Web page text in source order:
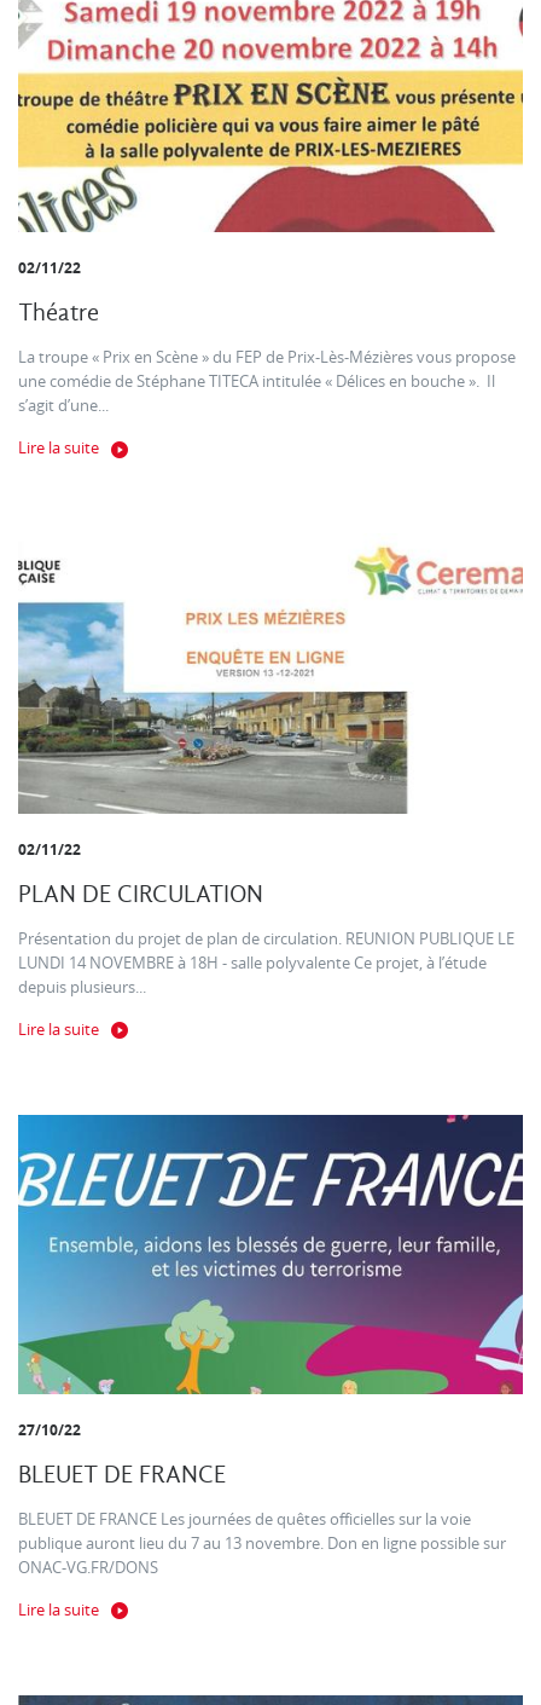
02/11/22
Théatre
La troupe « Prix en Scène » du FEP de Prix-Lès-Mézières vous propose
une comédie de Stéphane TITECA intitulée « Délices en bouche ». Il
s’agit d’une...
Lire la suite
02/11/22
PLAN DE CIRCULATION
Présentation du projet de plan de circulation. REUNION PUBLIQUE LE
LUNDI 14 NOVEMBRE à 18H - salle polyvalente Ce projet, à l’étude
depuis plusieurs...
Lire la suite
27/10/22
BLEUET DE FRANCE
BLEUET DE FRANCE Les journées de quêtes officielles sur la voie
publique auront lieu du 7 au 13 novembre. Don en ligne possible sur
ONAC-VG.FR/DONS
Lire la suite